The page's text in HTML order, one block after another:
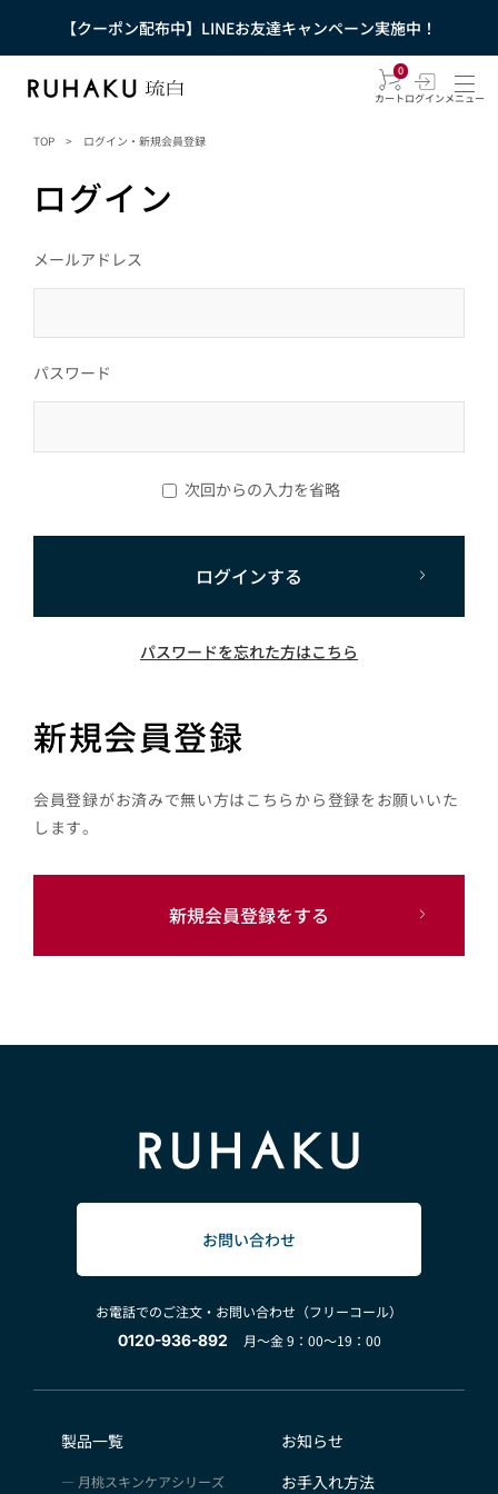
【クーポン配布中】LINEお友達キャンペーン実施中！
0
カートログインメニュー
TOP > ログイン・新規会員登録
ログイン
メールアドレス
パスワード
次回からの入力を省略
ログインする
パスワードを忘れた方はこちら
新規会員登録
会員登録がお済みで無い方はこちらから登録をお願いいた
します。
新規会員登録をする
お問い合わせ
お電話でのご注文・お問い合わせ（フリーコール）
0120-936-892
月～金 9：00～19：00
製品一覧
月桃スキンケアシリーズ
お知らせ
お手入れ方法